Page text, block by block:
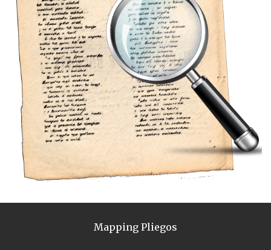
Mapping Pliegos